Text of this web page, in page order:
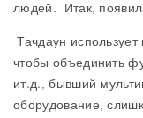
людей. Итак,
Тачдаун
чтобы объединить
ит.д., бывший
оборудование,